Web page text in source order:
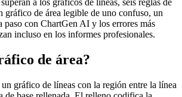
gráfico de área legible de uno confuso, un
paso con ChartGen AI y los errores más
incluso en los informes profesionales.
de área?
un gráfico de líneas con la región entre la línea